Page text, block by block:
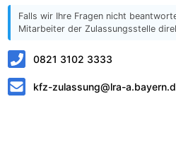
Falls wir Ihre Fragen nicht
Mitarbeiter der Zulassungsstelle
0821 3102 3333
kfz-zulassung@lra-